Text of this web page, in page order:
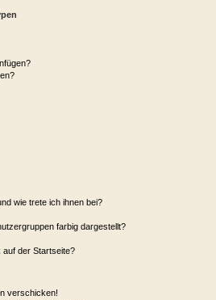
melden?
beim Schreiben eines Beitrags?
werden?
wie trete ich ihnen bei?